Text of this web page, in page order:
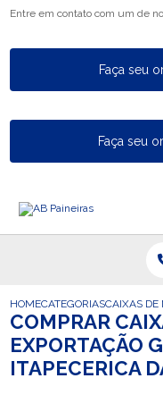
Entre em contato com um de
Faça seu
Faça seu
HOMECATEGORIASCAIXAS DE
COMPRAR
EXPORTAÇÃO
ITAPECERICA